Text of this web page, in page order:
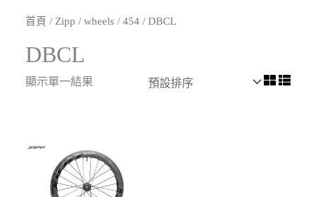
首頁 / Zipp / wheels / 454 / DBCL
DBCL
顯示單一結果